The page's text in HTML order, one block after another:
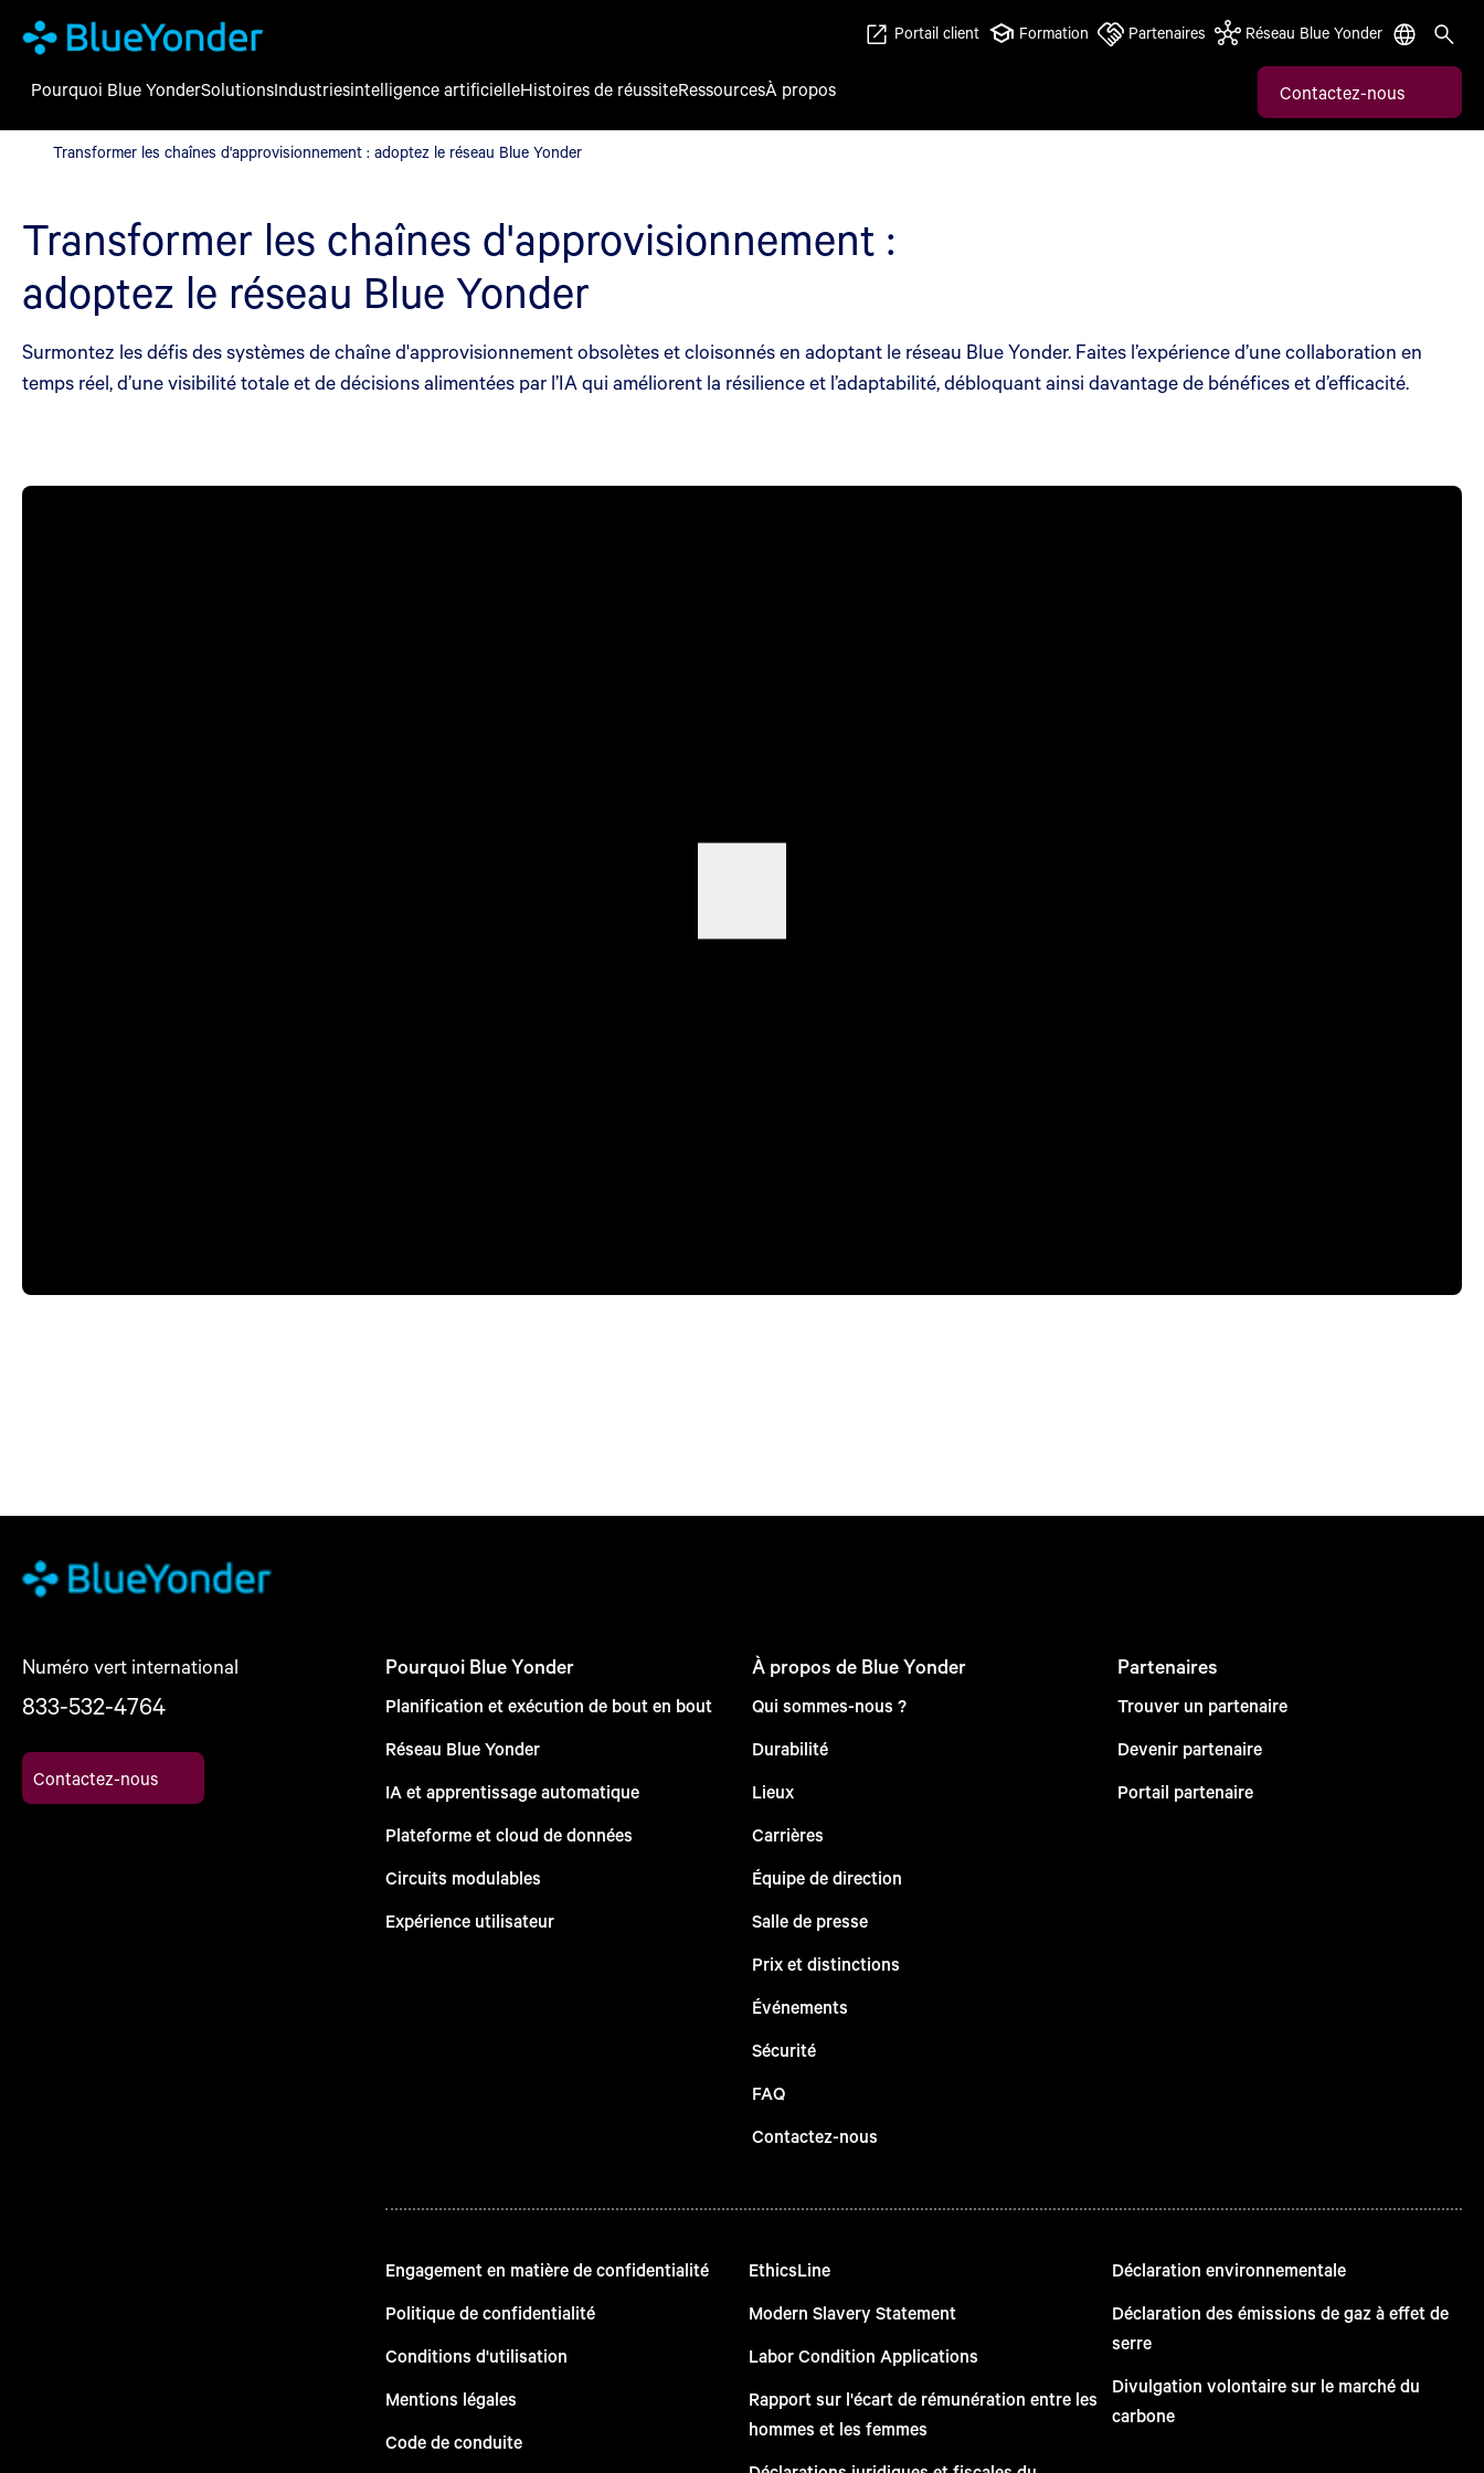
Transformer les chaînes d'approvisionnement : adoptez le réseau Blue Yonder
Portail client Formation Partenaires Réseau Blue Yonder
Pourquoi Blue YonderSolutionsIndustriesintelligence artificielleHistoires de réussiteRessourcesÀ propos Contactez-nous
Transformer les chaînes d'approvisionnement : adoptez le réseau Blue Yonder
Transformer les chaînes d'approvisionnement :
adoptez le réseau Blue Yonder
Surmontez les défis des systèmes de chaîne d'approvisionnement obsolètes et cloisonnés en adoptant le réseau Blue Yonder. Faites l’expérience d’une collaboration en
temps réel, d’une visibilité totale et de décisions alimentées par l’IA qui améliorent la résilience et l’adaptabilité, débloquant ainsi davantage de bénéfices et d’efficacité.
Numéro vert international
833-532-4764
Contactez-nous
Pourquoi Blue Yonder
Planification et exécution de bout en bout
Réseau Blue Yonder
IA et apprentissage automatique
Plateforme et cloud de données
Circuits modulables
Expérience utilisateur
À propos de Blue Yonder
Qui sommes-nous ?
Durabilité
Lieux
Carrières
Équipe de direction
Salle de presse
Prix et distinctions
Événements
Sécurité
FAQ
Contactez-nous
Partenaires
Trouver un partenaire
Devenir partenaire
Portail partenaire
Engagement en matière de confidentialité
Politique de confidentialité
Conditions d'utilisation
Mentions légales
Code de conduite
EthicsLine
Modern Slavery Statement
Labor Condition Applications
Rapport sur l'écart de rémunération entre les
hommes et les femmes
Déclaration environnementale
Déclaration des émissions de gaz à effet de
serre
Divulgation volontaire sur le marché du
carbone